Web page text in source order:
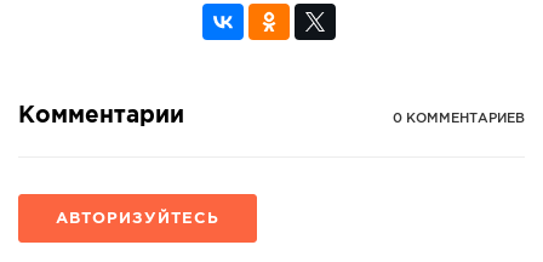
Комментарии 0 КОММЕНТАРИЕВ
АВТОРИЗУЙТЕСЬ